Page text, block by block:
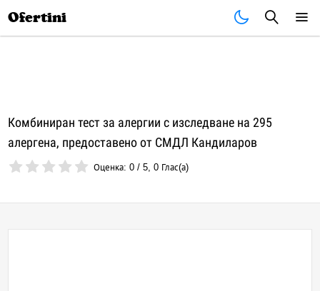
Ofertini
Комбиниран тест за алергии с изследване на 295
алергена, предоставено от СМДЛ Кандиларов
Оценка:0 /5,0 Глас(а)